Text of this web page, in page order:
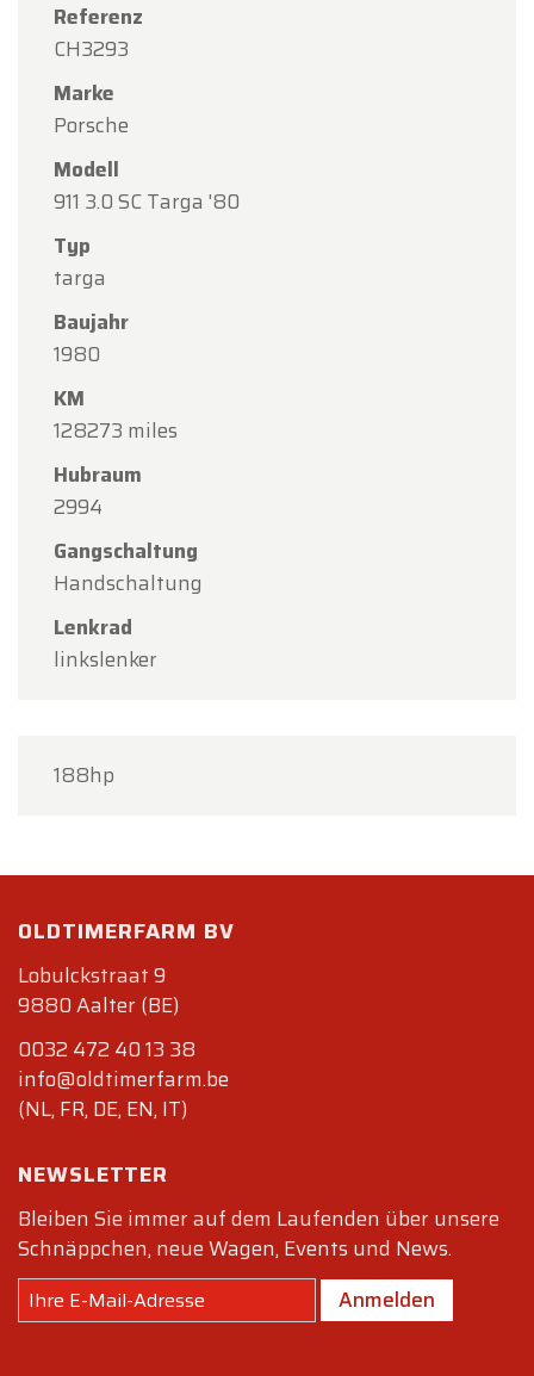
Referenz
CH3293
Marke
Porsche
Modell
911 3.0 SC Targa '80
Typ
targa
Baujahr
1980
KM
128273 miles
Hubraum
2994
Gangschaltung
Handschaltung
Lenkrad
linkslenker
188hp
OLDTIMERFARM BV
Lobulckstraat 9
9880 Aalter (BE)
0032 472 40 13 38
info@oldtimerfarm.be
(NL, FR, DE, EN, IT)
NEWSLETTER
Bleiben Sie immer auf dem Laufenden über unsere
Schnäppchen, neue Wagen, Events und News.
Anmelden
bis einschließlich Freitag, den 14. August
gewohnten Öffnungszeiten geöffnet.
Am Montag, den 17. August,
Terminvereinbarung
Vielen Dank für Ihr Verständnis. Wir freuen uns
darauf, Sie bald wieder bei Oldtimerfarm
begrüßen zu dürfen!
Ihr Oldtimerfarm-Team